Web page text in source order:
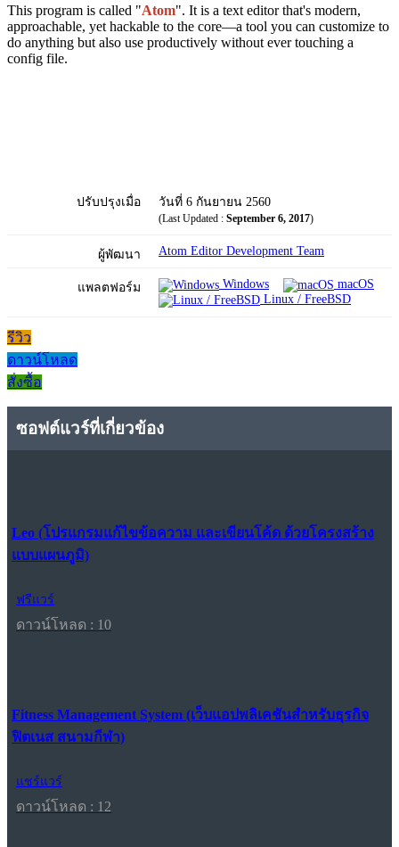
This program is called "Atom". It is a text editor that's modern,
approachable, yet hackable to the core—a tool you can customize to
do anything but also use productively without ever touching a
config file.
ปรับปรุงเมื่อ วันที่ 6 กันยายน 2560
(Last Updated : September 6, 2017)
ผู้พัฒนา Atom Editor Development Team
แพลตฟอร์ม Windows
macOS
Linux / FreeBSD
รีวิว
ดาวน์โหลด
สั่งซื้อ
ซอฟต์แวร์ที่เกี่ยวข้อง
Leo (โปรแกรมแก้ไขข้อความ และเขียนโค้ด ด้วยโครงสร้าง
แบบแผนภูมิ)
ฟรีแวร์
ดาวน์โหลด : 10
Fitness Management System (เว็บแอปพลิเคชันสำหรับธุรกิจ
ฟิตเนส สนามกีฬา)
แชร์แวร์
ดาวน์โหลด : 12